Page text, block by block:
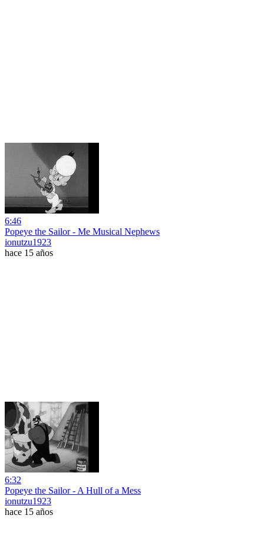
6:46
Popeye the Sailor - Me Musical Nephews
ionutzu1923
hace 15 años
6:32
Popeye the Sailor - A Hull of a Mess
ionutzu1923
hace 15 años